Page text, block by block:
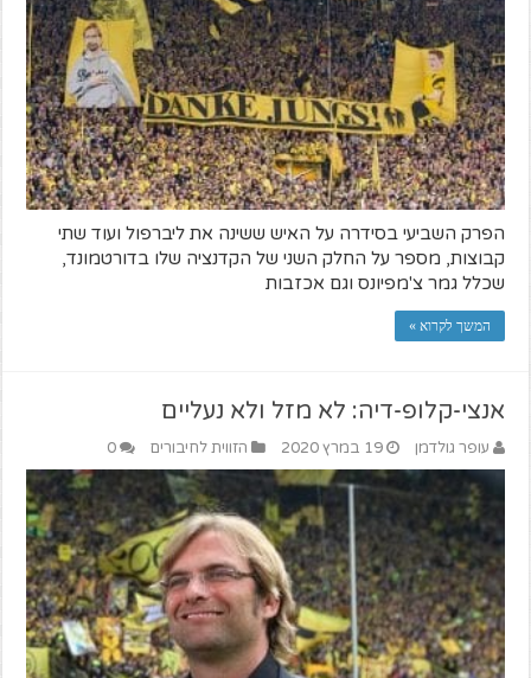
הפרק השביעי בסידרה על האיש ששינה את ליברפול ועוד שתי
קבוצות, מספר על החלק השני של הקדנציה שלו בדורטמונד,
שכלל גמר צ'מפיונס וגם אכזבות
המשך לקרוא »
אנצי-קלופ-דיה: לא מזל ולא נעליים
עופר גולדמן 19 במרץ 2020 הזווית לחיבורים 0